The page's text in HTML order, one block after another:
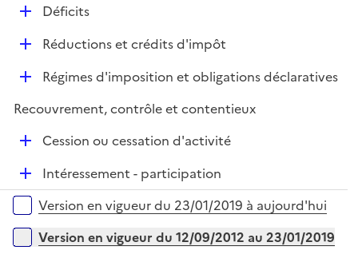
D
e
Déficits
D
i
Réductions et crédits d'impôt
D
p
r
Régimes d'imposition et obligations déclaratives
Recouvrement, contrôle et contentieux
D
e
Cession ou cessation d'activité
D
é
p
Intéressement - participation
Versions sur la période
Version en vigueur du 23/01/2019 à aujourd'hui
Version en vigueur du 12/09/2012 au 23/01/2019